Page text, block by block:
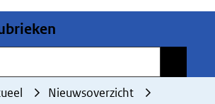
Nieuwsoverzicht